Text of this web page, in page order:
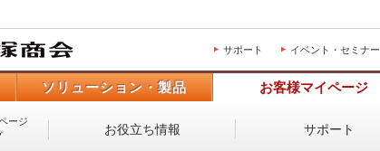
サポート イベント・セミナー
ソリューション・製品 お客様マイページ
ージ
お役立ち情報 サポート